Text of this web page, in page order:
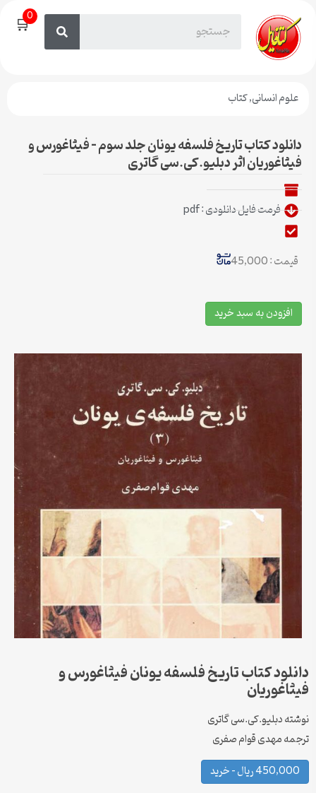
🛒0
علوم انسانی,کتاب
دانلود کتاب تاریخ فلسفه یونان جلد سوم – فیثاغورس و
فیثاغوریان اثر دبلیو.کی.سی گاتری
فرمت فایل دانلودی : pdf
قیمت : 45,000
افزودن به سبد خرید
دانلود کتاب تاریخ فلسفه یونان فیثاغورس و
فیثاغوریان
نوشته دبلیو.کی.سی گاتری
ترجمه مهدی قوام صفری
450,000 ریال – خرید